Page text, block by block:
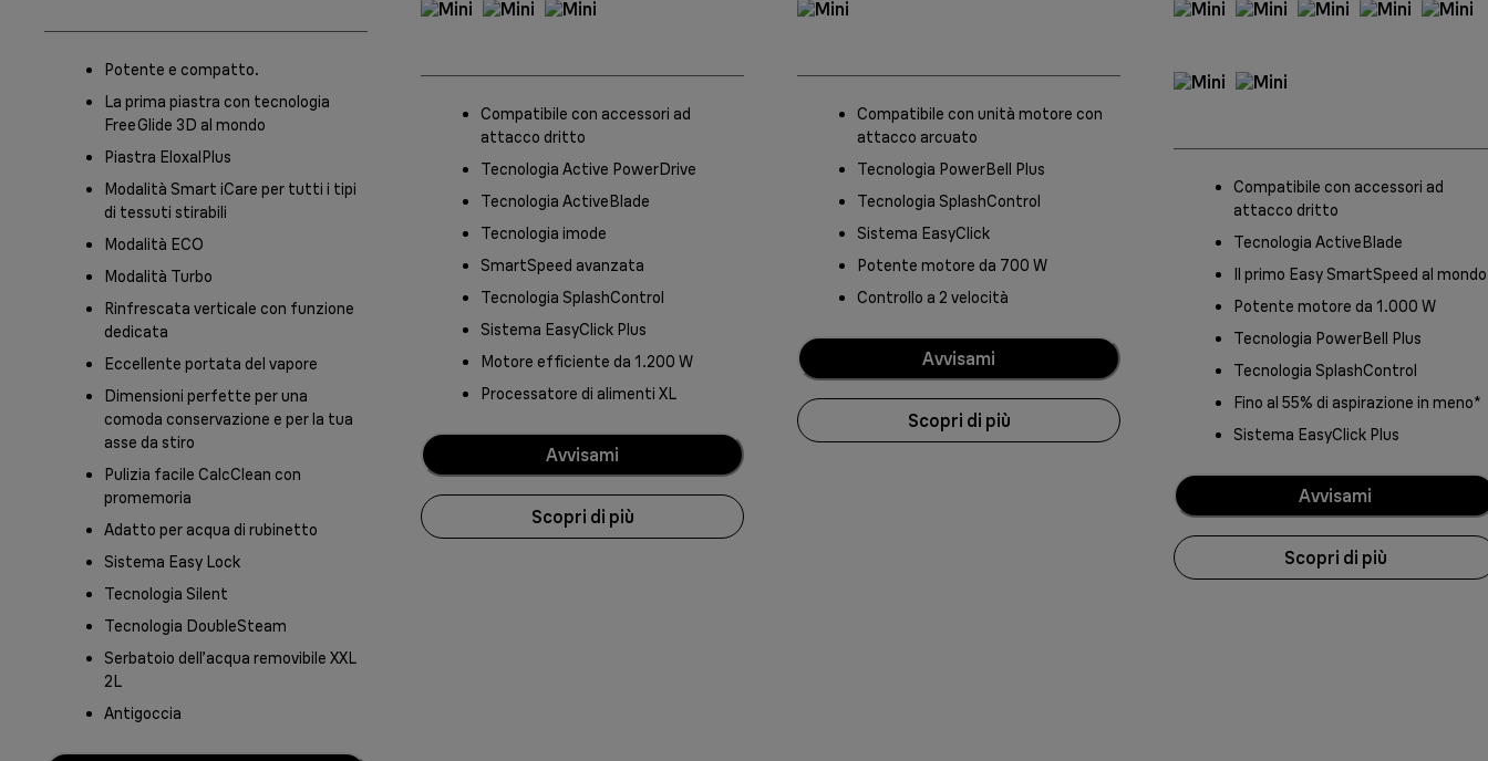
Potente e compatto.
La prima piastra con tecnologia
FreeGlide 3D al mondo
Piastra EloxalPlus
Modalità Smart iCare per tutti i tipi
di tessuti stirabili
Modalità ECO
Modalità Turbo
Rinfrescata verticale con funzione
dedicata
Eccellente portata del vapore
Dimensioni perfette per una
comoda conservazione e per la tua
asse da stiro
Pulizia facile CalcClean con
promemoria
Adatto per acqua di rubinetto
Sistema Easy Lock
Tecnologia Silent
Tecnologia DoubleSteam
Serbatoio dell’acqua removibile XXL
2L
Antigoccia
Compatibile con accessori ad
attacco dritto
Tecnologia Active PowerDrive
Tecnologia ActiveBlade
Tecnologia imode
SmartSpeed avanzata
Tecnologia SplashControl
Sistema EasyClick Plus
Motore efficiente da 1.200 W
Processatore di alimenti XL
Avvisami
Scopri di più
Compatibile con unità motore con
attacco arcuato
Tecnologia PowerBell Plus
Tecnologia SplashControl
Sistema EasyClick
Potente motore da 700 W
Controllo a 2 velocità
Avvisami
Scopri di più
Compatibile con accessori ad
attacco dritto
Tecnologia ActiveBlade
Il primo Easy SmartSpeed al mondo
Potente motore da 1.000 W
Tecnologia PowerBell Plus
Tecnologia SplashControl
Fino al 55% di aspirazione in meno*
Sistema EasyClick Plus
Avvisami
Scopri di più